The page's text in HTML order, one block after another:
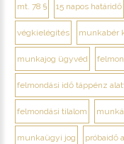
mt. 78 § 15 napos határidő
végkielégítés munkabér
munkajog ügyvéd
felmondási idő táppénz
felmondási tilalom
munkaügyi jog próbaidő